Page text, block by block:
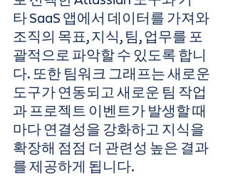
타 SaaS 앱에서 데이터를 가져와
조직의 목표, 지식, 팀, 업무를 포
괄적으로 파악할 수 있도록 합니
다. 또한 팀워크 그래프는 새로운
도구가 연동되고 새로운 팀 작업
과 프로젝트 이벤트가 발생할 때
마다 연결성을 강화하고 지식을
확장해 점점 더 관련성 높은 결과
를 제공하게 됩니다.